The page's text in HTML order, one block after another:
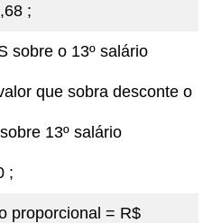
;
sobre o 13º salário
que sobra desconte o
13º salário
;
proporcional = R$